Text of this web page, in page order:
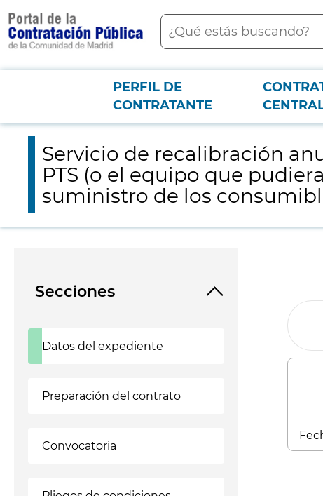
contenido
principal
Buscar
Menú PCON
PERFIL DE
CONTRATANTE
Servicio de recalibración anual del espectrofotómetro portátil
Servicio de recalibración
PTS (o el equipo que
suministro de los
Secciones
Datos del expediente
Preparación del contrato
Convocatoria